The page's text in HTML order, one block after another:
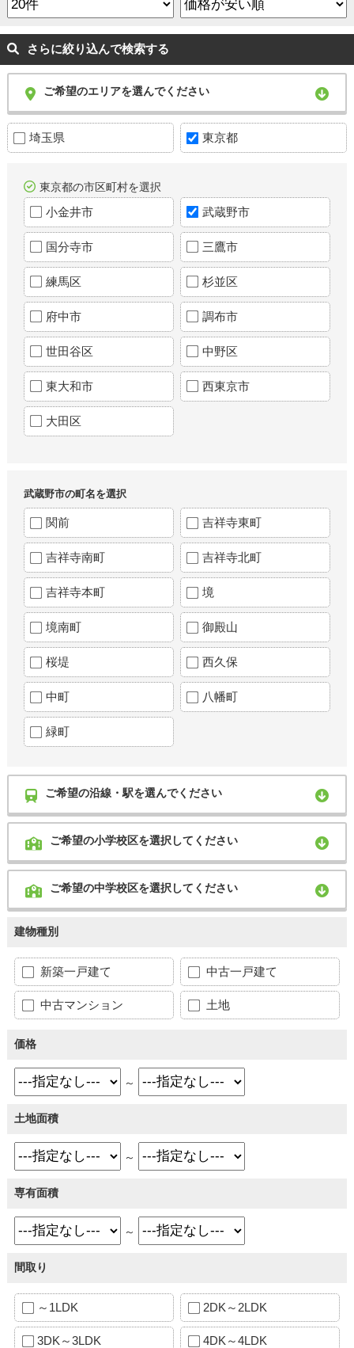
さらに絞り込んで検索する
ご希望のエリアを選んでください
埼玉県 東京都
東京都の市区町村を選択
小金井市 武蔵野市
国分寺市 三鷹市
練馬区 杉並区
府中市 調布市
世田谷区 中野区
東大和市 西東京市
大田区
武蔵野市の町名を選択
関前 吉祥寺東町
吉祥寺南町 吉祥寺北町
吉祥寺本町 境
境南町 御殿山
桜堤 西久保
中町 八幡町
緑町
ご希望の沿線・駅を選んでください
ご希望の小学校区を選択してください
ご希望の中学校区を選択してください
建物種別
新築一戸建て 中古一戸建て
中古マンション 土地
価格
～
土地面積
～
専有面積
～
間取り
～1LDK 2DK～2LDK
3DK～3LDK 4DK～4LDK